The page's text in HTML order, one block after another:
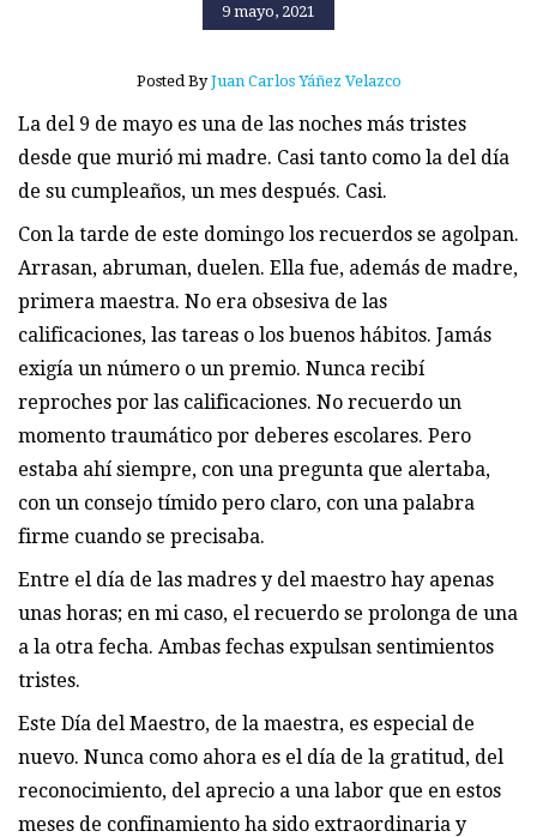
9 mayo, 2021
Posted ByJuan Carlos Yáñez Velazco
La del 9 de mayo es una de las noches más tristes
desde que murió mi madre. Casi tanto como la del día
de su cumpleaños, un mes después. Casi.
Con la tarde de este domingo los recuerdos se agolpan.
Arrasan, abruman, duelen. Ella fue, además de madre,
primera maestra. No era obsesiva de las
calificaciones, las tareas o los buenos hábitos. Jamás
exigía un número o un premio. Nunca recibí
reproches por las calificaciones. No recuerdo un
momento traumático por deberes escolares. Pero
estaba ahí siempre, con una pregunta que alertaba,
con un consejo tímido pero claro, con una palabra
firme cuando se precisaba.
Entre el día de las madres y del maestro hay apenas
unas horas; en mi caso, el recuerdo se prolonga de una
a la otra fecha. Ambas fechas expulsan sentimientos
tristes.
Este Día del Maestro, de la maestra, es especial de
nuevo. Nunca como ahora es el día de la gratitud, del
reconocimiento, del aprecio a una labor que en estos
meses de confinamiento ha sido extraordinaria y